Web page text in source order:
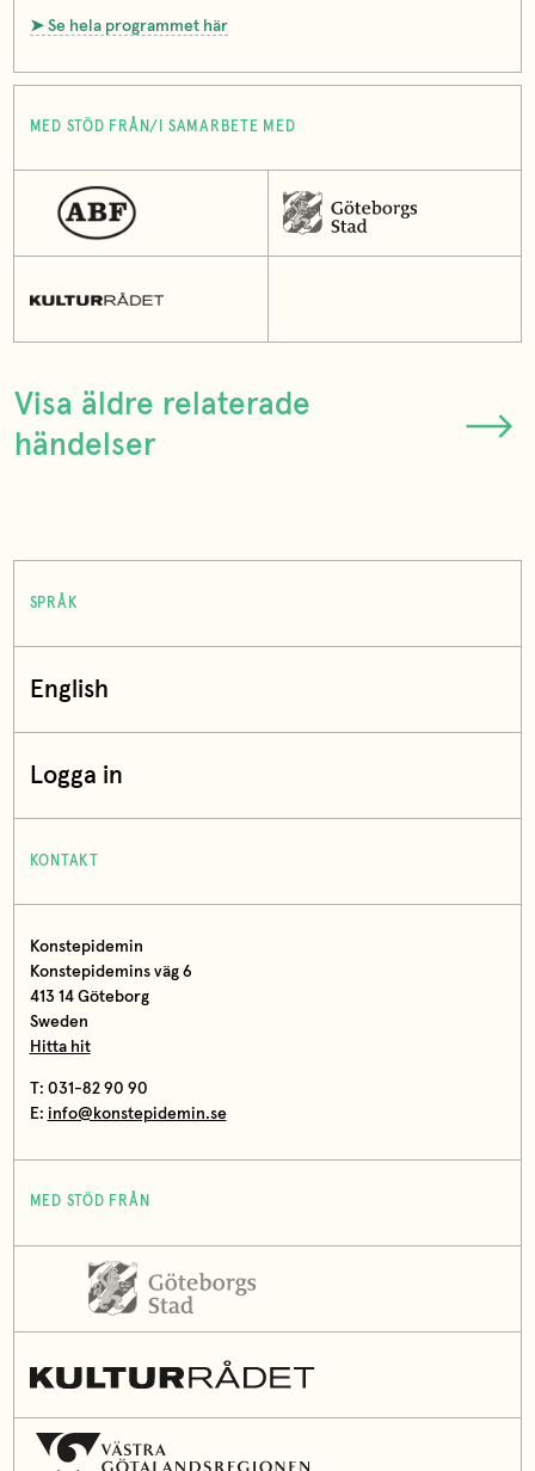
➤ Se hela programmet här
MED STÖD FRÅN/I SAMARBETE MED
Visa äldre relaterade
händelser
SPRÅK
English
Logga in
KONTAKT
Konstepidemin
Konstepidemins väg 6
413 14 Göteborg
Sweden
Hitta hit
T: 031-82 90 90
E: info@konstepidemin.se
MED STÖD FRÅN